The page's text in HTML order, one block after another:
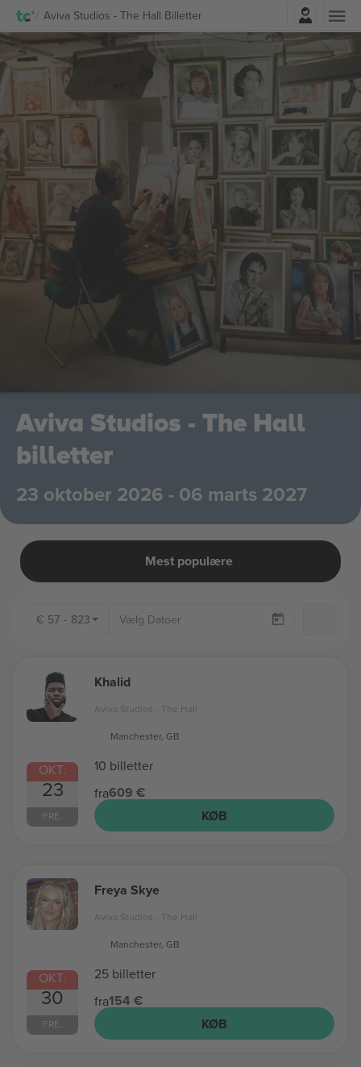
Aviva Studios - The Hall Billetter
Aviva Studios - The Hall
billetter
23 oktober 2026 - 06 marts 2027
Mest populære
€ 57 - 823
OKT.
23
FRE.
Khalid
Aviva Studios - The Hall
Manchester, GB
10 billetter
fra609 €
KØB
OKT.
30
FRE.
Freya Skye
Aviva Studios - The Hall
Manchester, GB
25 billetter
fra154 €
KØB